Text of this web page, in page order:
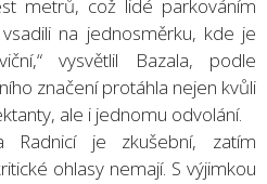
metrů, což lidé parkováním
na jednosměrku, kde je
vysvětlil Bazala, podle
značení protáhla nejen kvůli
ale i jednomu odvolání.
Radnicí je zkušební, zatím
ohlasy nemají. S výjimkou